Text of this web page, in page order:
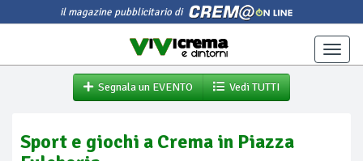
il magazine pubblicitario di
Toggle
Segnala un EVENTO
Vedi TUTTI
Sport e giochi a Crema in Piazza